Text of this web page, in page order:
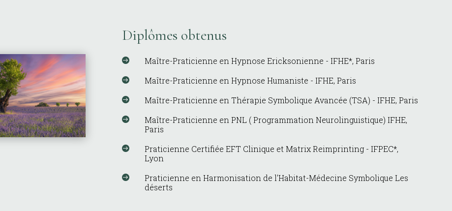
Diplômes obtenus
 Maître-Praticienne en Hypnose Ericksonienne - IFHE*, Paris
 Maître-Praticienne en Hypnose Humaniste - IFHE, Paris
 Maître-Praticienne en Thérapie Symbolique Avancée (TSA) - IFHE, Paris

Maître-Praticienne en PNL ( Programmation Neurolinguistique) IFHE,
Paris

Praticienne Certifiée EFT Clinique et Matrix Reimprinting - IFPEC*,
Lyon

Praticienne en Harmonisation de l'Habitat-Médecine Symbolique Les
déserts